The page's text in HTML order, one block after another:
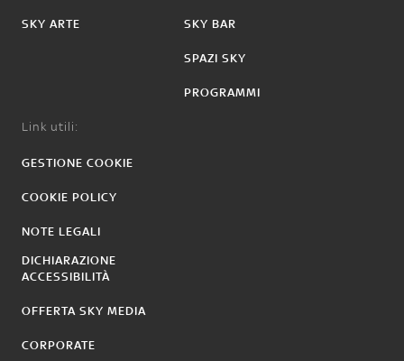
SKY ARTE SKY BAR
SPAZI SKY
PROGRAMMI
Link utili:
GESTIONE COOKIE
COOKIE POLICY
NOTE LEGALI
DICHIARAZIONE
ACCESSIBILITÀ
OFFERTA SKY MEDIA
CORPORATE